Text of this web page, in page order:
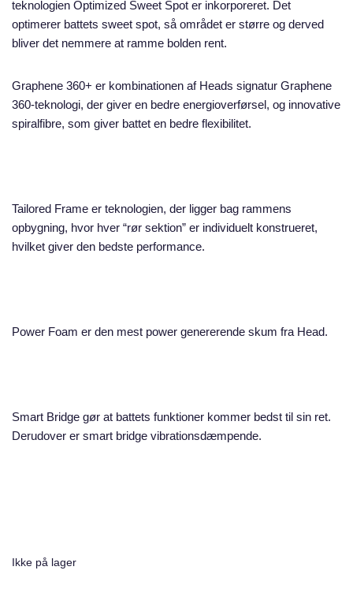
teknologien Optimized Sweet Spot er inkorporeret. Det
optimerer battets sweet spot, så området er større og derved
bliver det nemmere at ramme bolden rent.
Graphene 360+ er kombinationen af Heads signatur Graphene
360-teknologi, der giver en bedre energioverførsel, og innovative
spiralfibre, som giver battet en bedre flexibilitet.
Tailored Frame er teknologien, der ligger bag rammens
opbygning, hvor hver “rør sektion” er individuelt konstrueret,
hvilket giver den bedste performance.
Power Foam er den mest power genererende skum fra Head.
Smart Bridge gør at battets funktioner kommer bedst til sin ret.
Derudover er smart bridge vibrationsdæmpende.
Ikke på lager